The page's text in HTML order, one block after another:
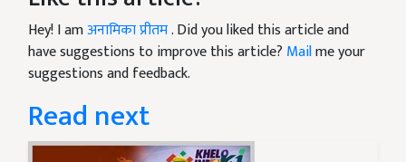
Hey! I amअनामिका प्रीतम. Did you liked this article and
have suggestions to improve this article? Mailme your
suggestions and feedback.
Read next